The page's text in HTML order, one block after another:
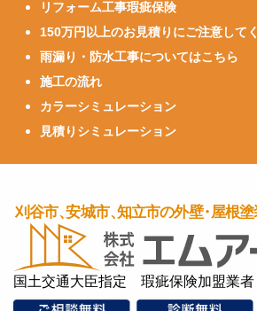
リフォーム工事瑕疵保険
150万円以上のお見積りにご注意して
雨漏り・防水工事についてはこちら
施工の流れ
カラーシミュレーション
見積りシミュレーション
国土交通大臣指定 瑕疵保険加盟業者